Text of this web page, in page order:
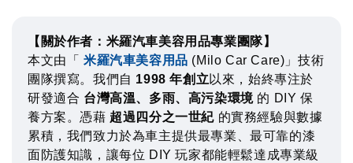
【關於作者：米羅汽車美容用品專業團隊】
本文由「 米羅汽車美容用品 (Milo Car Care)」技術
團隊撰寫。我們自 1998 年創立 以來，始終專注於
研發適合 台灣高溫、多雨、高污染環境的 DIY 保
養方案。憑藉 超過四分之一世紀 的實務經驗與數據
累積，我們致力於為車主提供最專業、最可靠的漆
面防護知識，讓每位 DIY 玩家都能輕鬆達成專業級